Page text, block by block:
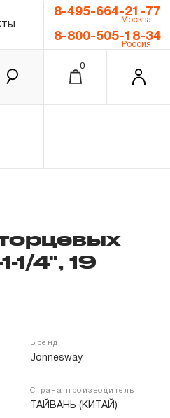
8-495-664-21-77
Москва
8-800-505-18-34
Россия
0
1/4", 19
Бренд
Jonnesway
Страна производитель
ТАЙВАНЬ (КИТАЙ)